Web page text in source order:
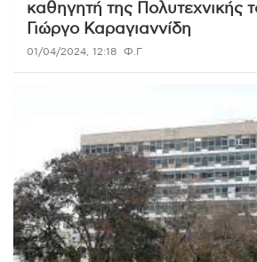
καθηγητή της Πολυτεχνικής
Γιώργο Καραγιαννίδη
01/04/2024, 12:18 Φ.Γ